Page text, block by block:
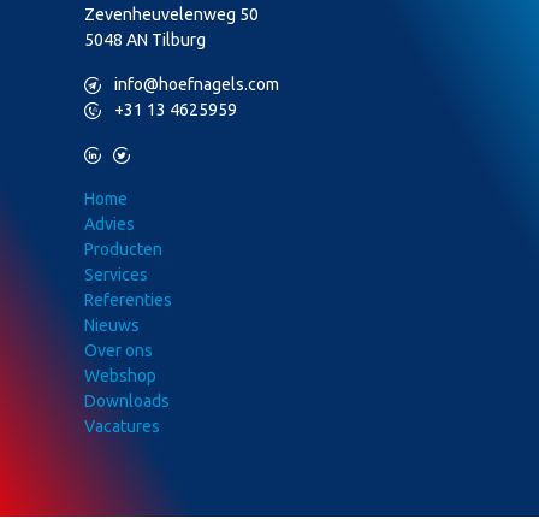
Zevenheuvelenweg 50
5048 AN Tilburg
M info@hoefnagels.com
P +31 13 4625959
L T
Home
Advies
Producten
Services
Referenties
Nieuws
Over ons
Webshop
Downloads
Vacatures